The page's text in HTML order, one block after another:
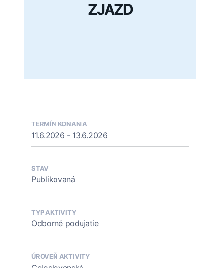
ZJAZD
TERMÍN KONANIA
11.6.2026 - 13.6.2026
STAV
Publikovaná
TYP AKTIVITY
Odborné podujatie
ÚROVEŇ AKTIVITY